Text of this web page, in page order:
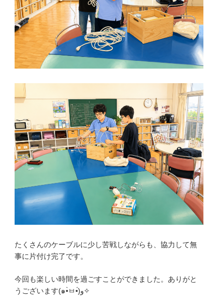
たくさんのケーブルに少し苦戦しながらも、協力して無
事に片付け完了です。
今回も楽しい時間を過ごすことができました。ありがと
うございます(๑•̀ㅂ•́)و✧